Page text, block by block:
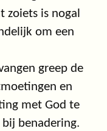
zoiets is nogal
om een
greep de
en
met God te
benadering.